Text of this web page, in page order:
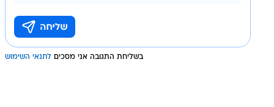
בשליחת התגובה אני מסכים לתנאי השימוש